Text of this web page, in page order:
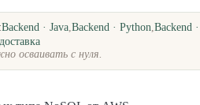
Backend · Java,Backend · Python,Backend
осваивать с нуля.